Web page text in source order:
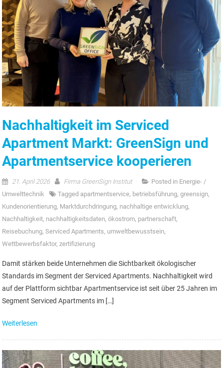
Nachhaltigkeit im Serviced
Apartment Markt: GreenSign und
Apartmentservice kooperieren
21. April 2026 Firma GreenSign Institut Posted in Energie- /
Umwelttechnik
Tagged apartmentservice, betriebsführung,greensign,
Kundenorientierung, Marktdurchdringung, nachhaltige entwicklung,
Nachhaltigkeit, nachhaltigkeitsdaten,ökostrom, partnerschaft,
Reisebuchung,Serviced Apartments, umweltbewusstsein,
Wettbewerbsfaktor,zertifizierung
Damit stärken beide Unternehmen die Sichtbarkeit ökologischer
Standards im Segment der Serviced Apartments. Nachhaltigkeit wird
auf der Plattform sichtbar Apartmentservice ist seit über 25 Jahren im
Segment Serviced Apartments im […]
Weiterlesen